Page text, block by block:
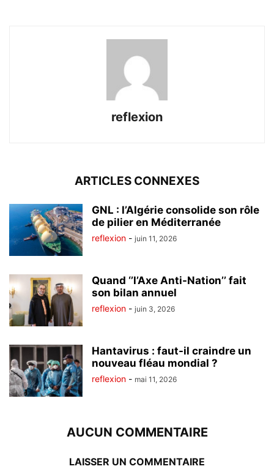
reflexion
ARTICLES CONNEXES
GNL : l’Algérie consolide son rôle
de pilier en Méditerranée
reflexion - juin 11, 2026
Quand ‘’l’Axe Anti-Nation’’ fait
son bilan annuel
reflexion - juin 3, 2026
Hantavirus : faut-il craindre un
nouveau fléau mondial ?
reflexion - mai 11, 2026
AUCUN COMMENTAIRE
LAISSER UN COMMENTAIRE